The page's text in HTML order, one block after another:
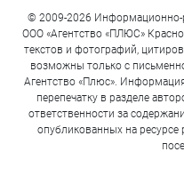
© 2009-2026 Информационно-
ООО «Агентство «ПЛЮС»
текстов и фотографий,
возможны только с
Агентство «Плюс».
перепечатку в разделе
ответственности за
опубликованных на